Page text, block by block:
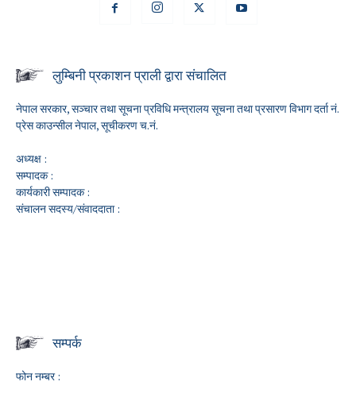
लुम्बिनी प्रकाशन प्राली द्वारा संचालित
नेपाल सरकार, सञ्चार तथा सूचना प्रविधि मन्त्रालय सूचना तथा प्रसारण विभाग दर्ता नं.
प्रेस काउन्सील नेपाल, सूचीकरण च.नं.
अध्यक्ष :
सम्पादक :
कार्यकारी सम्पादक :
संचालन सदस्य/संवाददाता :
सम्पर्क
फोन नम्बर :